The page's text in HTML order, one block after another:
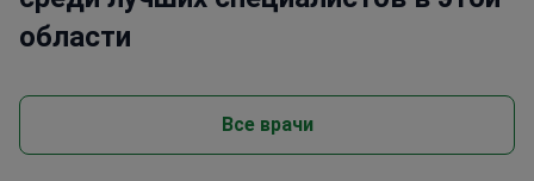
области
Все врачи